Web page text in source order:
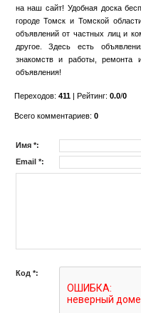
на наш сайт! Удобная доска
городе Томск и Томской
объявлений от частных лиц и
другое. Здесь есть
знакомств и работы, ремонта
объявления!
Переходов: 411| Рейтинг: 0.0/0
Всего комментариев: 0
Имя *:
Email *:
Код *: